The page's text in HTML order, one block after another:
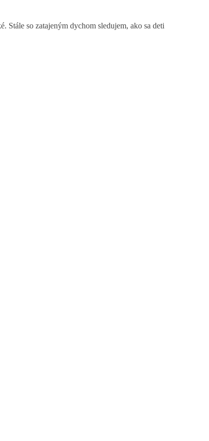
so zatajeným dychom sledujem, ako sa deti